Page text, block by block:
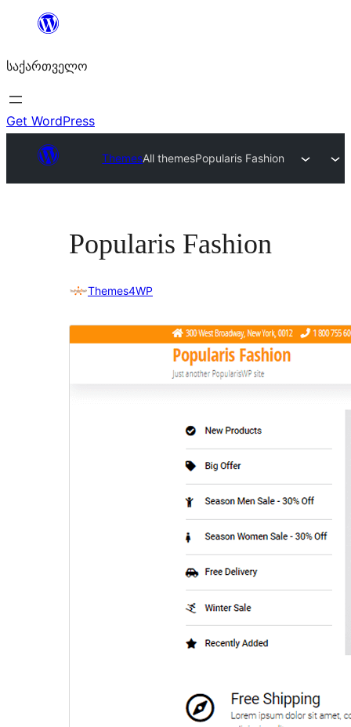
შიგთავსზე
საქართველო
Get WordPress
ThemesAll themesPopularis Fashion
Popularis Fashion
Themes4WP